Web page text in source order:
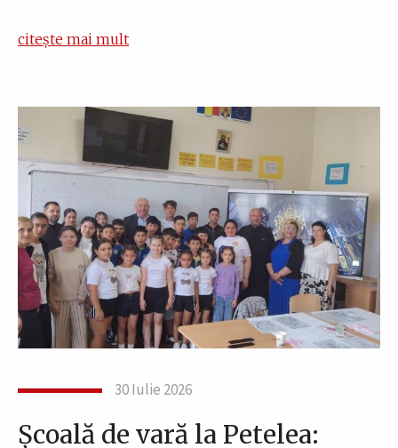
citește mai mult
30 Iulie 2026
Școală de vară la Petelea: